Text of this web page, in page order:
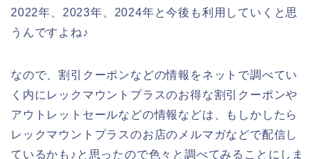
2022年、2023年、2024年と今後も利用していくと思
うんですよね♪
なので、割引クーポンなどの情報をネットで調べてい
く内にレックマウントプラスのお得な割引クーポンや
アウトレットセールなどの情報などは、もしかしたら
レックマウントプラスのお店のメルマガなどで配信し
ているかも♪と思ったので色々と調べてみることにしま